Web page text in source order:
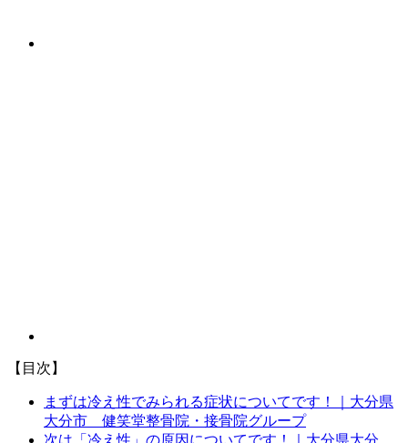
【目次】
まずは冷え性でみられる症状についてです！｜大分県
大分市 健笑堂整骨院・接骨院グループ
次は「冷え性」の原因についてです！｜大分県大分